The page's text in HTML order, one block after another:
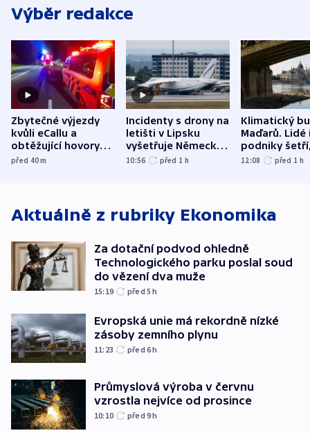
Výběr redakce
Zbytečné výjezdy
kvůli eCallu a
obtěžující hovory
zdržují záchranáře
před 40m
Incidenty s drony na
letišti v Lipsku
vyšetřuje Německo
jako úmyslný pokus
10:56 před 1 h
Klimatický
Maďarů. Lidé
podniky
omezuje se
12:08 před 1 h
Aktuálně z rubriky Ekonomika
Za dotační podvod ohledně
Technologického parku poslal soud
do vězení dva muže
15:19 před 5h
Evropská unie má rekordně nízké
zásoby zemního plynu
11:23 před 6h
Průmyslová výroba v červnu
vzrostla nejvíce od prosince
10:10 před 9h